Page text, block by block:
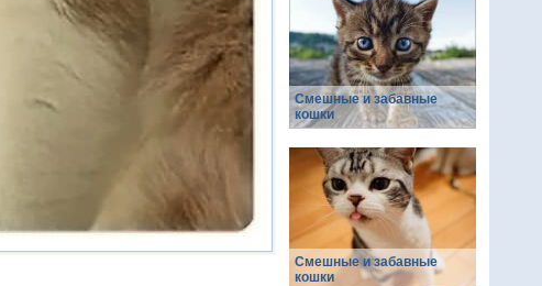
Смешные и забавные
кошки
Смешные и забавные
кошки